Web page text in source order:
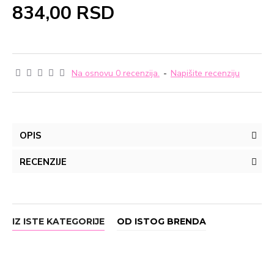
Na osnovu 0 recenzija. - Napišite recenziju
834,00 RSD
OPIS
RECENZIJE
IZ ISTE KATEGORIJE OD ISTOG BRENDA